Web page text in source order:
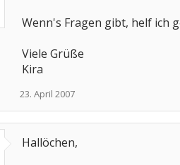
Wenn's Fragen gibt, helf ich
Viele Grüße
Kira
23. April 2007
Hallöchen,